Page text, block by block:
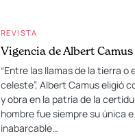
REVISTA
Vigencia de Albert Camus
“Entre las llamas de la tierra o
celeste”, Albert Camus eligió
y obra en la patria de la
hombre fue siempre su única e
inabarcable…